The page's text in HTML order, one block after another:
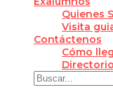
Quienes
Visita
Contáctenos
Cómo
Directorio